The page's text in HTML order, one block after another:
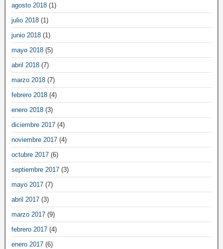
agosto 2018 (1)
julio 2018 (1)
junio 2018 (1)
mayo 2018 (5)
abril 2018 (7)
marzo 2018 (7)
febrero 2018 (4)
enero 2018 (3)
diciembre 2017 (4)
noviembre 2017 (4)
octubre 2017 (6)
septiembre 2017 (3)
mayo 2017 (7)
abril 2017 (3)
marzo 2017 (9)
febrero 2017 (4)
enero 2017 (6)